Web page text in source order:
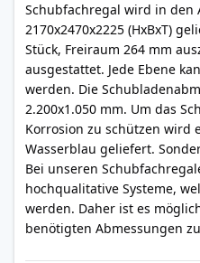
Schubfachregal wird in den
2170x2470x2225 (HxBxT)
Stück, Freiraum 264 mm
ausgestattet. Jede Ebene
werden. Die
2.200x1.050 mm. Um das
Korrosion zu schützen wird
Wasserblau geliefert.
Bei unseren
hochqualitative Systeme,
werden. Daher ist es
benötigten Abmessungen